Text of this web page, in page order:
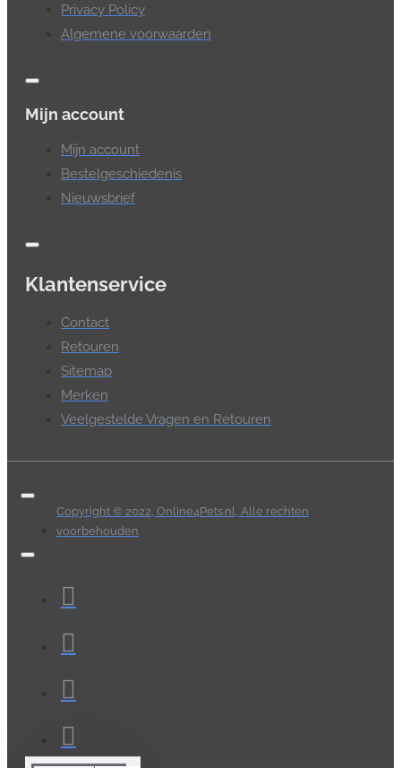
Privacy Policy
Algemene voorwaarden
Mijn account
Mijn account
Bestelgeschiedenis
Nieuwsbrief
Klantenservice
Contact
Retouren
Sitemap
Merken
Veelgestelde Vragen en Retouren
Copyright © 2022, Online4Pets.nl, Alle rechten
voorbehouden